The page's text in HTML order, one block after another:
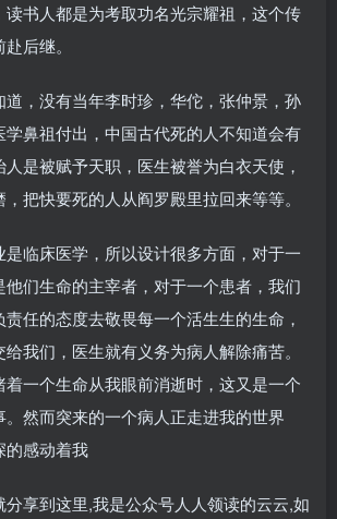
书人都是为考取功名光宗耀祖，这个传
后继。
道，没有当年李时珍，华佗，张仲景，孙
学鼻祖付出，中国古代死的人不知道会有
是被赋予天职，医生被誉为白衣天使，
把快要死的人从阎罗殿里拉回来等等。
是临床医学，所以设计很多方面，对于一
们生命的主宰者，对于一个患者，我们
任的态度去敬畏每一个活生生的生命，
我们，医生就有义务为病人解除痛苦。
一个生命从我眼前消逝时，这又是一个
。然而突来的一个病人正走进我的世界
的感动着我
分享到这里,我是公众号人人领读的云云,如